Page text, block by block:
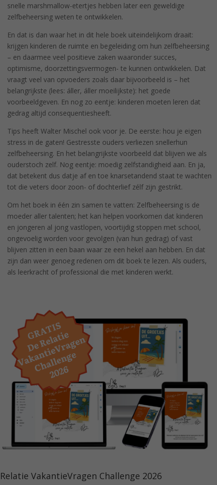
snelle marshmallow-etertjes hebben later een geweldige
zelfbeheersing weten te ontwikkelen.
En dat is dan waar het in dit hele boek uiteindelijkom draait:
krijgen kinderen de ruimte en begeleiding om hun zelfbeheersing
– en daarmee veel positieve zaken waaronder succes,
optimisme, doorzettingsvermogen- te kunnen ontwikkelen. Dat
vraagt veel van opvoeders zoals daar bijvoorbeeld is – het
belangrijkste (lees: áller, áller moeilijkste): het goede
voorbeeldgeven. En nog zo eentje: kinderen moeten leren dat
gedrag altijd consequentiesheeft.
Tips heeft Walter Mischel ook voor je. De eerste: hou je eigen
stress in de gaten! Gestresste ouders verliezen snellerhun
zelfbeheersing. En het belangrijkste voorbeeld dat blijven we als
ouderstoch zelf. Nog eentje: moedig zelfstandigheid aan. En ja,
dat betekent dus datje af en toe knarsetandend staat te wachten
tot die veters door zoon- of dochterlief zélf zijn gestrikt.
Om het boek in één zin samen te vatten: Zelfbeheersing is de
moeder aller talenten; het kan helpen voorkomen dat kinderen
en jongeren al jong vastlopen, voortijdig stoppen met school,
ongevoelig worden voor gevolgen (van hun gedrag) of vast
blijven zitten in een baan waar ze een hekel aan hebben. En dat
zijn dan weer genoeg redenen om dit boek te lezen. Als ouders,
als leerkracht of professional die met kinderen werkt.
Relatie VakantieVragen Challenge 2026